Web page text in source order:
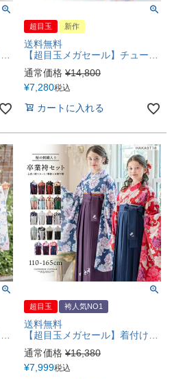
超目玉 新作
送料無料
【超目玉メガセール】チュールフリルエプロン+着物ワンピースセット 七五三 753 女の子 キッズ 被布エプロン エプロン着物 着物風 アンティーク柄 花柄 古典柄 赤 ピンク オレンジ 青 キャサリンコテージ TAK
通常価格 ¥14,800
¥7,280税込
カートに入れる
超目玉 袴人気NO1
送料無料
【超目玉メガセール】着付け簡単袴セット 小学校 卒業式 卒園式 年長袴 保育園 幼稚園 女の子 着付け簡単袴セット 刺繍入り 京都絵師描き下ろし本格柄 和装 着物 七五三 TAK [在庫限り]
通常価格 ¥16,380
¥7,999税込